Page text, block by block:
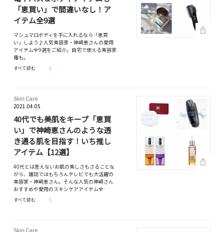
「恵買い」で間違いなし！ア
イテム全9選
マシュマロボディを手に入れるなら「恵買
い」しよう♪人気美容家・神崎恵さんの愛用
アイテム全9選をご紹介。自宅で使える美容家
電も。
すべて読む
Skin Care
2021.04.05
40代でも美肌をキープ「恵買
い」で神崎恵さんのような透
き通る肌を目指す！いち推し
アイテム【12選】
40代とは思えないお肌の美しさもさることな
がら、雑誌ではもちろんテレビでも大活躍の
美容家・神崎恵さん。そんな人気の神崎さん
おすすめや愛用のスキンケアアイテム全…
すべて読む
Skin Care